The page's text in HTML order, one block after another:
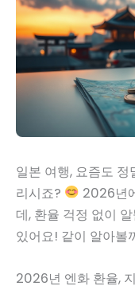
일본 여행, 요즘도 정
리시죠?
2026년
데, 환율 걱정 없이
있어요! 같이 알아볼
2026년 엔화 환율,